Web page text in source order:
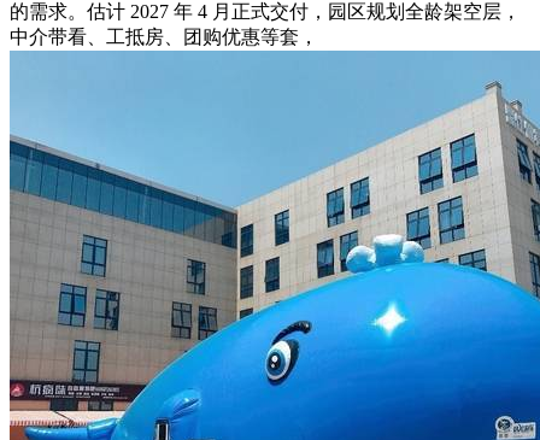
的需求。估计 2027 年 4 月正式交付，园区规划全龄架空层，
中介带看、工抵房、团购优惠等套，